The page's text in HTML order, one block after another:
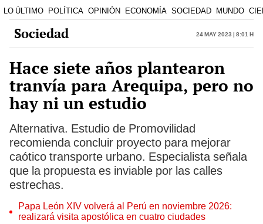
LO ÚLTIMO POLÍTICA OPINIÓN ECONOMÍA SOCIEDAD MUNDO
Sociedad 24 May 2023 | 8:01 h
Hace siete años plantearon
tranvía para Arequipa, pero no
hay ni un estudio
Alternativa. Estudio de Promovilidad
recomienda concluir proyecto para mejorar
caótico transporte urbano. Especialista señala
que la propuesta es inviable por las calles
estrechas.
Papa León XIV volverá al Perú en noviembre 2026:
realizará visita apostólica en cuatro ciudades